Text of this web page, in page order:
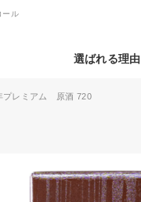
選ばれる理由
ール
プレミアム 原酒 720